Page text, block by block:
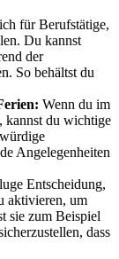
für Berufstätige,
Du kannst
der
So behältst du
Wenn du im
kannst du wichtige
Angelegenheiten
Entscheidung,
aktivieren, um
sie zum Beispiel
dass